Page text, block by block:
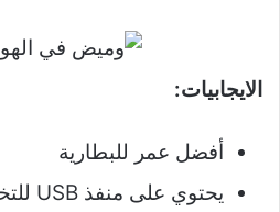
الايجابيات:
أفضل عمر للبطارية
يحتوي على منفذ USB للتخزين المحلي